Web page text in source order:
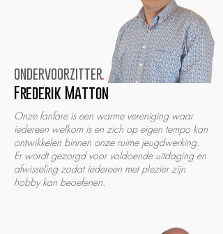
ondervoorzitter.
Frederik Matton
Onze fanfare is een warme vereniging waar
iedereen welkom is en zich op eigen tempo kan
ontwikkelen binnen onze ruime jeugdwerking.
Er wordt gezorgd voor voldoende uitdaging en
afwisseling zodat iedereen met plezier zijn
hobby kan beoefenen.